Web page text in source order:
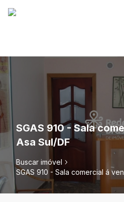
SGAS 910 - Sala
Asa Sul/DF
Buscar imóvel
SGAS 910 - Sala comercial á